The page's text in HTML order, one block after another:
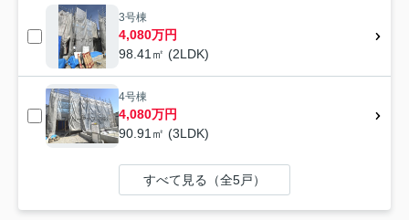
3号棟
4,080万円
98.41㎡ (2LDK)
4号棟
4,080万円
90.91㎡ (3LDK)
すべて見る（全5戸）